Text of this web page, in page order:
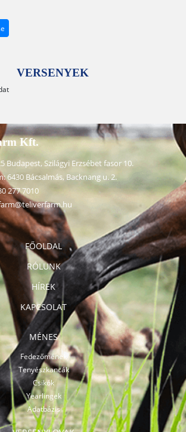
VERSENYEK
FŐOLDAL
RÓLUNK
HÍREK
KAPCSOLAT
MÉNES
Fedezőmének
Tenyészkancák
Csikók
Yearlingek
Adatbázis
Kft.
Budapest, Szilágyi Erzsébet fasor 10.
6430 Bácsalmás, Backnang u. 2.
277 7010